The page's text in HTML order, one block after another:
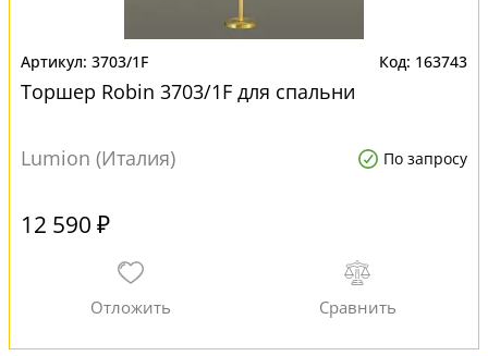
3703/1F 163743
Торшер Robin 3703/1F для спальни
Lumion (Италия) По запросу
12 590 ₽